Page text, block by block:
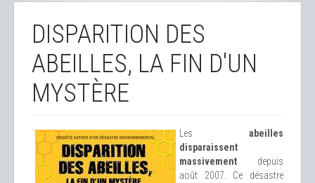
DISPARITION DES
ABEILLES, LA FIN D'UN
MYSTÈRE
Les abeilles
disparaissent
massivement depuis
août 2007. Ce désastre